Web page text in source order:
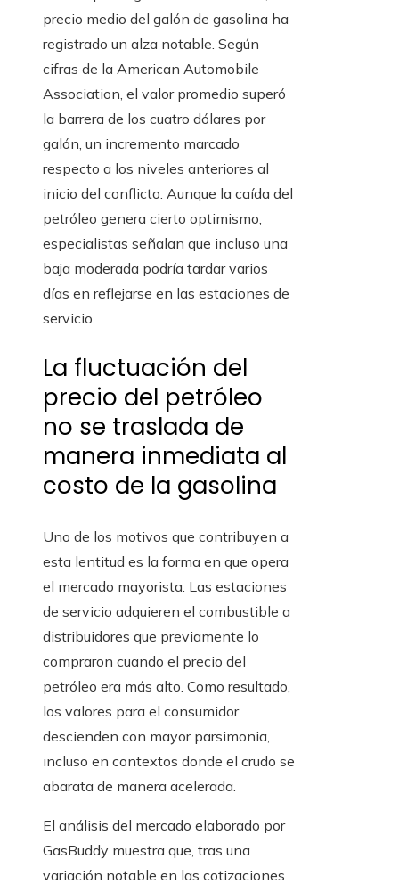
precio medio del galón de gasolina ha
registrado un alza notable. Según
cifras de la American Automobile
Association, el valor promedio superó
la barrera de los cuatro dólares por
galón, un incremento marcado
respecto a los niveles anteriores al
inicio del conflicto. Aunque la caída del
petróleo genera cierto optimismo,
especialistas señalan que incluso una
baja moderada podría tardar varios
días en reflejarse en las estaciones de
servicio.
La fluctuación del
precio del petróleo
no se traslada de
manera inmediata al
costo de la gasolina
Uno de los motivos que contribuyen a
esta lentitud es la forma en que opera
el mercado mayorista. Las estaciones
de servicio adquieren el combustible a
distribuidores que previamente lo
compraron cuando el precio del
petróleo era más alto. Como resultado,
los valores para el consumidor
descienden con mayor parsimonia,
incluso en contextos donde el crudo se
abarata de manera acelerada.
El análisis del mercado elaborado por
GasBuddy muestra que, tras una
variación notable en las cotizaciones